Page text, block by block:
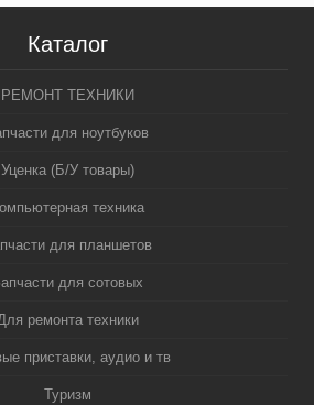
Каталог
РЕМОНТ ТЕХНИКИ
для ноутбуков
Уценка (Б/У товары)
техника
для планшетов
для сотовых
ремонта техники
приставки, аудио и тв
Туризм